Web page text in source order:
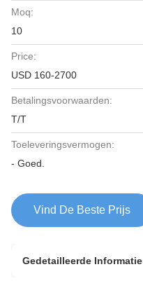
Moq:
10
Price:
USD 160-2700
Betalingsvoorwaarden:
T/T
Toeleveringsvermogen:
- Goed.
Vind De Beste Prijs
Gedetailleerde Informatie